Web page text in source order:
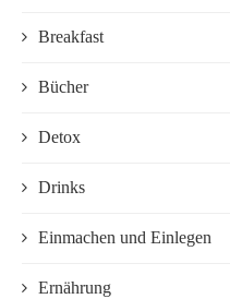
Breakfast
Bücher
Detox
Drinks
Einmachen und Einlegen
Ernährung